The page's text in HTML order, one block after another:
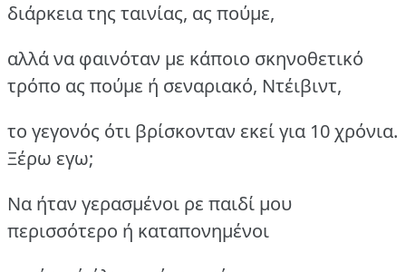
διάρκεια της ταινίας, ας πούμε,
αλλά να φαινόταν με κάποιο σκηνοθετικό
τρόπο ας πούμε ή σεναριακό, Ντέιβιντ,
το γεγονός ότι βρίσκονταν εκεί για 10 χρόνια.
Ξέρω εγω;
Να ήταν γερασμένοι ρε παιδί μου
περισσότερο ή καταπονημένοι